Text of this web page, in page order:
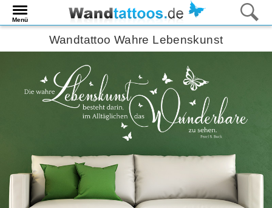
Menü
Wandtattoo Wahre Lebenskunst